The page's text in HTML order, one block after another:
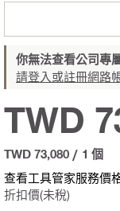
你無法查看公司專
請登入或註冊網路
查看工具管家服務價
折扣價(未稅)
TWD
TWD 73,080 / 1 個